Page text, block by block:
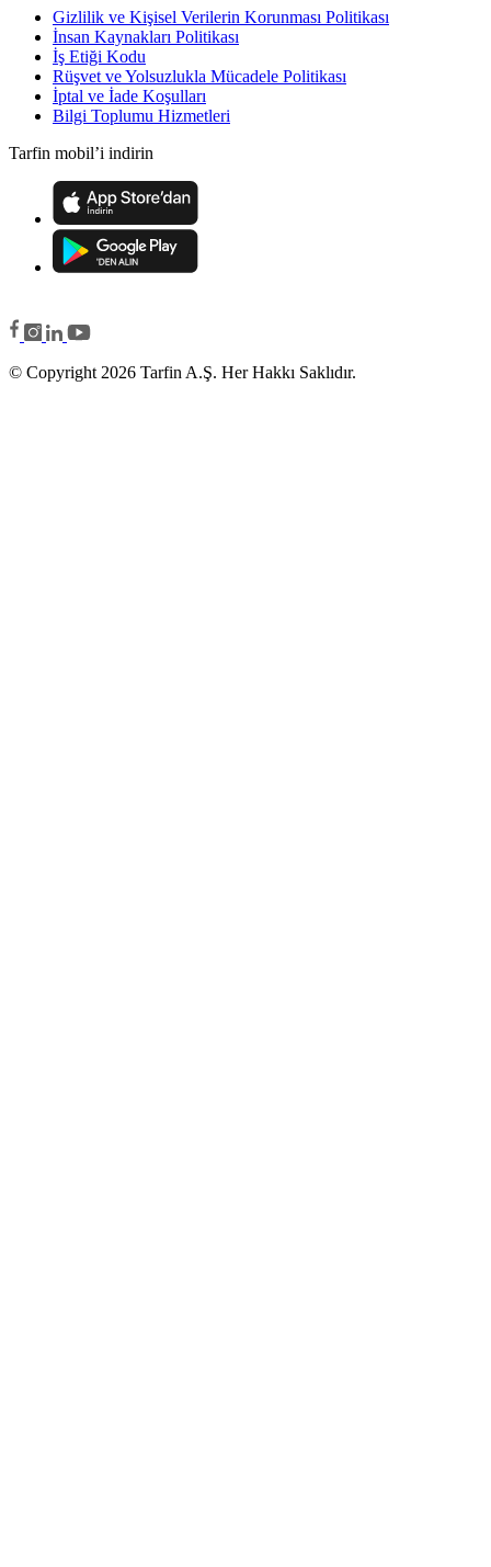
Gizlilik ve Kişisel Verilerin Korunması Politikası
İnsan Kaynakları Politikası
İş Etiği Kodu
Rüşvet ve Yolsuzlukla Mücadele Politikası
İptal ve İade Koşulları
Bilgi Toplumu Hizmetleri
Tarfin mobil’i indirin
© Copyright 2026 Tarfin A.Ş. Her Hakkı Saklıdır.